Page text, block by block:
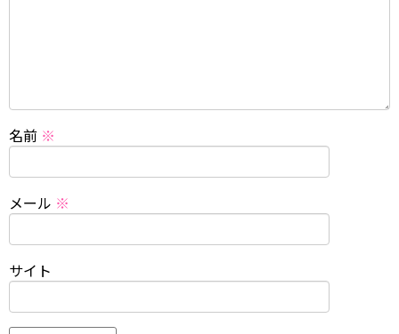
名前 ※
メール ※
サイト